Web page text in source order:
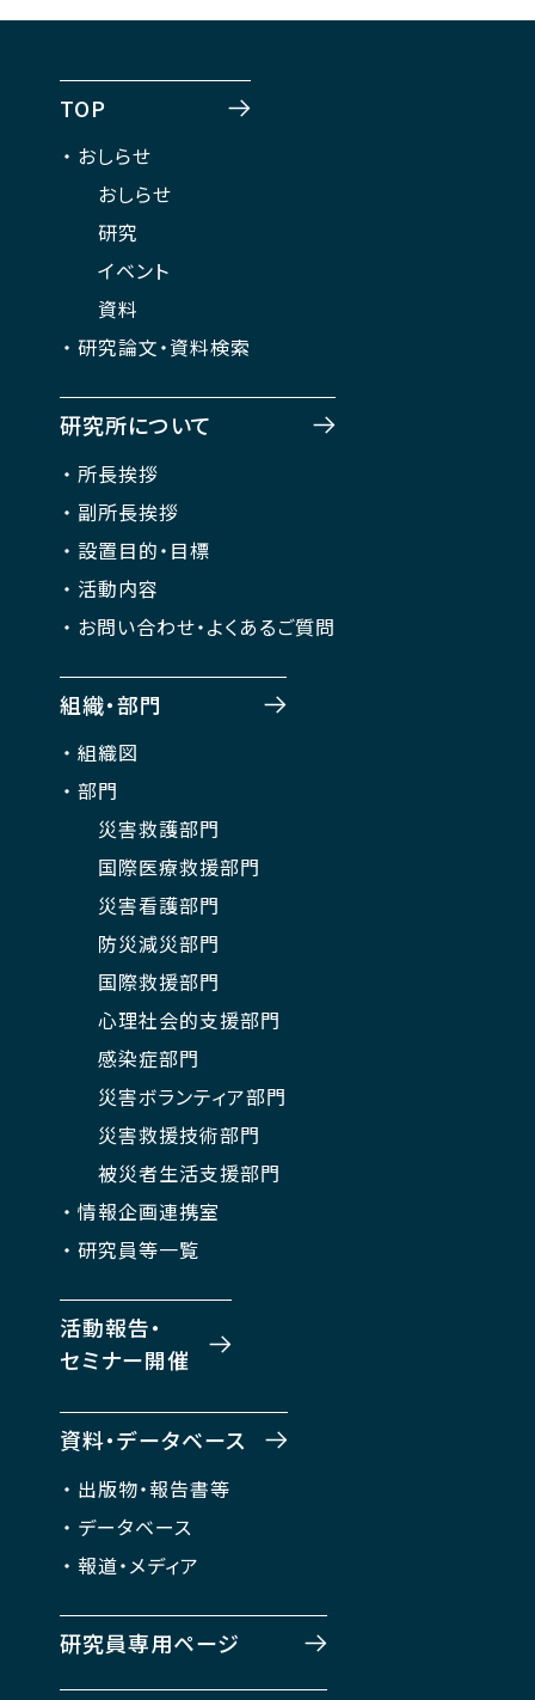
TOP
おしらせ
おしらせ
研究
イベント
資料
研究論文・資料検索
研究所について
所長挨拶
副所長挨拶
設置目的・目標
活動内容
お問い合わせ・よくあるご質問
組織・部門
組織図
部門
災害救護部門
国際医療救援部門
災害看護部門
防災減災部門
国際救援部門
心理社会的支援部門
感染症部門
災害ボランティア部門
災害救援技術部門
被災者生活支援部門
情報企画連携室
研究員等一覧
活動報告・
セミナー開催
資料・データベース
出版物・報告書等
データベース
報道・メディア
研究員専用ページ